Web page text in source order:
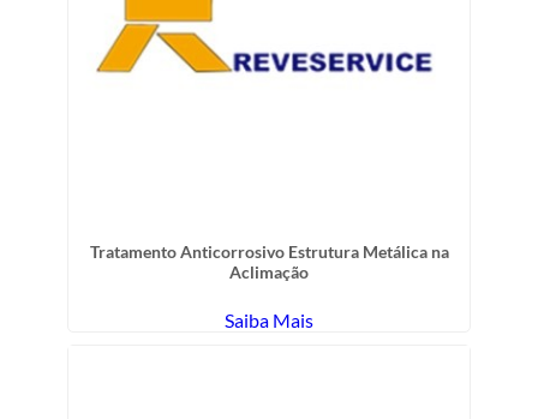
Tratamento Anticorrosivo Estrutura Metálica na
Aclimação
Saiba Mais